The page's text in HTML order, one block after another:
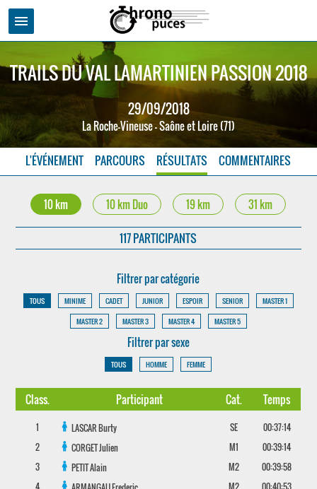
menu
TRAILS DU VAL LAMARTINIEN PASSION 2018
29/09/2018
La Roche-Vineuse - Saône et Loire (71)
L'ÉVÉNEMENT PARCOURS RÉSULTATS COMMENTAIRES
10 km 10 km Duo 19 km 31 km
117 PARTICIPANTS
Filtrer par catégorie
TOUS MINIME CADET JUNIOR ESPOIR SENIOR
MASTER 1
MASTER 2
MASTER 3 MASTER 4 MASTER 5
Filtrer par sexe
TOUS HOMME FEMME
Class. Participant Cat. Temps
1 LASCARBurty SE
00:37:14
2
CORGETJulien M1
00:39:14
3
PETITAlain M2
00:39:58
4
M2
00:40:53